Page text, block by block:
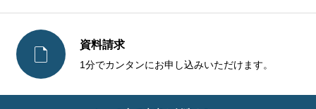
 資料請求
1分でカンタンにお申し込みいただけます。